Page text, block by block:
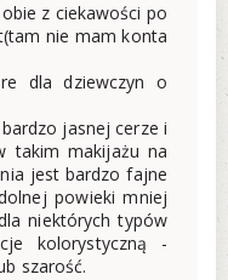
z ciekawości po
nie mam konta
dla dziewczyn o
jasnej cerze i
takim makijażu na
jest bardzo fajne
powieki mniej
niektórych typów
kolorystyczną -
szarość.